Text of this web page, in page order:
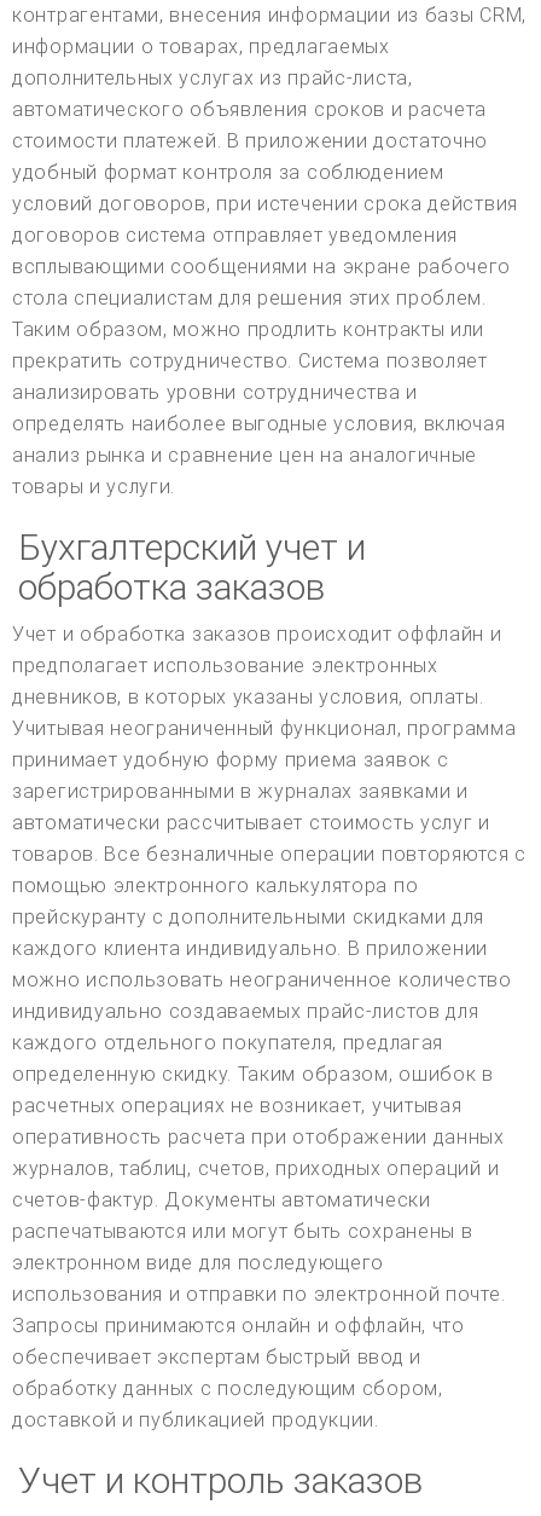
контрагентами, внесения информации из базы CRM,
информации о товарах, предлагаемых
дополнительных услугах из прайс-листа,
автоматического объявления сроков и расчета
стоимости платежей. В приложении достаточно
удобный формат контроля за соблюдением
условий договоров, при истечении срока действия
договоров система отправляет уведомления
всплывающими сообщениями на экране рабочего
стола специалистам для решения этих проблем.
Таким образом, можно продлить контракты или
прекратить сотрудничество. Система позволяет
анализировать уровни сотрудничества и
определять наиболее выгодные условия, включая
анализ рынка и сравнение цен на аналогичные
товары и услуги.
Бухгалтерский учет и
обработка заказов
Учет и обработка заказов происходит оффлайн и
предполагает использование электронных
дневников, в которых указаны условия, оплаты.
Учитывая неограниченный функционал, программа
принимает удобную форму приема заявок с
зарегистрированными в журналах заявками и
автоматически рассчитывает стоимость услуг и
товаров. Все безналичные операции повторяются с
помощью электронного калькулятора по
прейскуранту с дополнительными скидками для
каждого клиента индивидуально. В приложении
можно использовать неограниченное количество
индивидуально создаваемых прайс-листов для
каждого отдельного покупателя, предлагая
определенную скидку. Таким образом, ошибок в
расчетных операциях не возникает, учитывая
оперативность расчета при отображении данных
журналов, таблиц, счетов, приходных операций и
счетов-фактур. Документы автоматически
распечатываются или могут быть сохранены в
электронном виде для последующего
использования и отправки по электронной почте.
Запросы принимаются онлайн и оффлайн, что
обеспечивает экспертам быстрый ввод и
обработку данных с последующим сбором,
доставкой и публикацией продукции.
Учет и контроль заказов